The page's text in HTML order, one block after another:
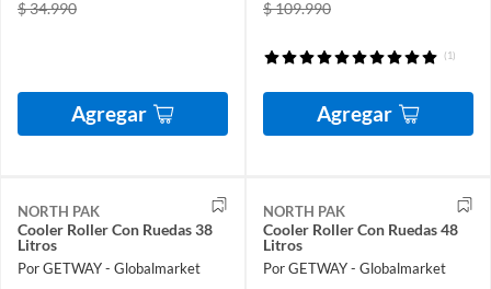
$ 34.990
Agregar
$ 109.990
(1)
Agregar
NORTH PAK
Cooler Roller Con Ruedas 38
Litros
Por GETWAY - Globalmarket
NORTH PAK
Cooler Roller Con Ruedas 48
Litros
Por GETWAY - Globalmarket